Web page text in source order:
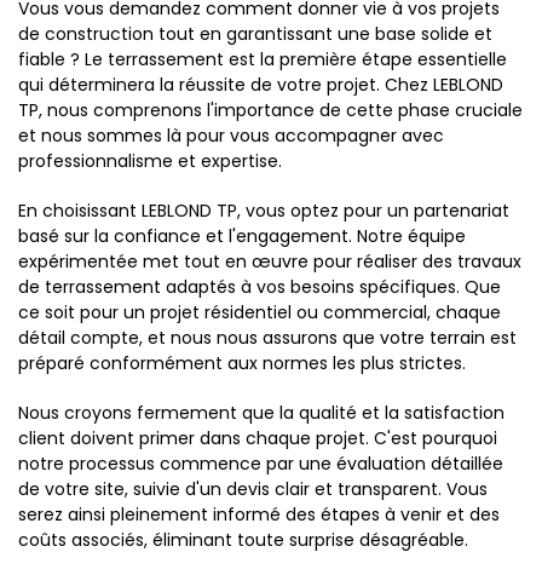
Vous vous demandez comment donner vie à vos projets
de construction tout en garantissant une base solide et
fiable ? Le terrassement est la première étape essentielle
qui déterminera la réussite de votre projet. Chez LEBLOND
TP, nous comprenons l'importance de cette phase cruciale
et nous sommes là pour vous accompagner avec
professionnalisme et expertise.
En choisissant LEBLOND TP, vous optez pour un partenariat
basé sur la confiance et l'engagement. Notre équipe
expérimentée met tout en œuvre pour réaliser des travaux
de terrassement adaptés à vos besoins spécifiques. Que
ce soit pour un projet résidentiel ou commercial, chaque
détail compte, et nous nous assurons que votre terrain est
préparé conformément aux normes les plus strictes.
Nous croyons fermement que la qualité et la satisfaction
client doivent primer dans chaque projet. C'est pourquoi
notre processus commence par une évaluation détaillée
de votre site, suivie d'un devis clair et transparent. Vous
serez ainsi pleinement informé des étapes à venir et des
coûts associés, éliminant toute surprise désagréable.